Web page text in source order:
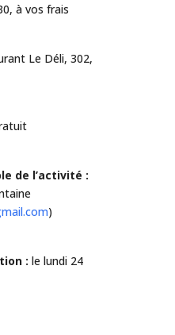
à vos frais
Le Déli, 302,
de l’activité :
)
: le lundi 24